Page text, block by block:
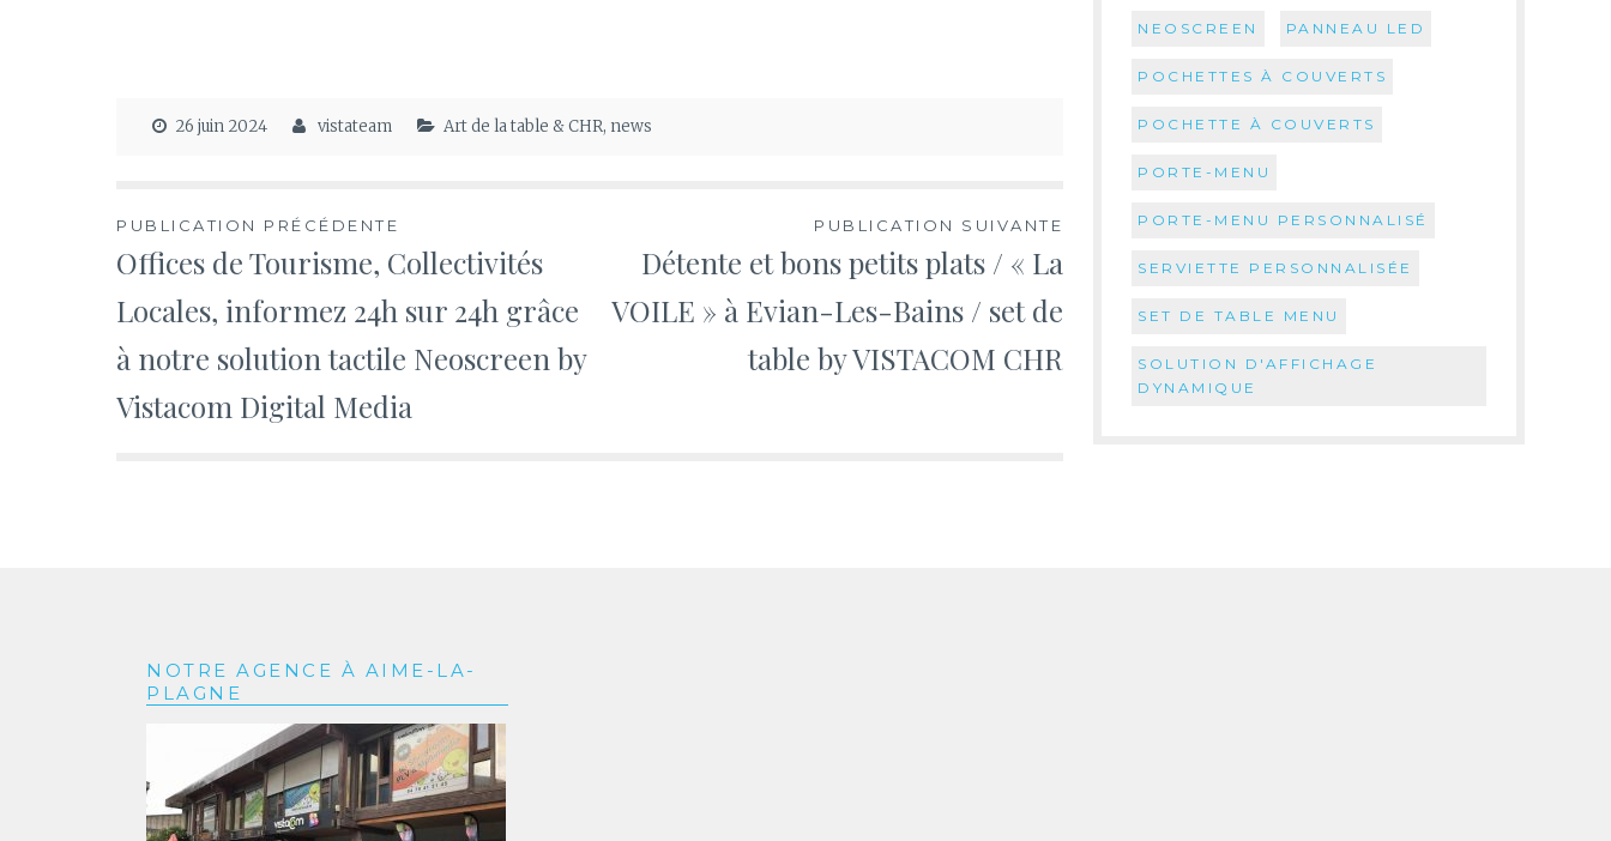
26 juin 2024 vistateam Art de la table & CHR, news
Navigation
de
l’article
PUBLICATION PRÉCÉDENTE
Offices de Tourisme, Collectivités
Locales, informez 24h sur 24h grâce
à notre solution tactile Neoscreen by
Vistacom Digital Media
PUBLICATION SUIVANTE
Détente et bons petits plats / « La
VOILE » à Evian-Les-Bains / set de
table by VISTACOM CHR
NEOSCREEN PANNEAU LED
POCHETTES À COUVERTS
POCHETTE À COUVERTS
PORTE-MENU
PORTE-MENU PERSONNALISÉ
SERVIETTE PERSONNALISÉE
SET DE TABLE MENU
SOLUTION D'AFFICHAGE
DYNAMIQUE
NOTRE AGENCE À AIME-LA-
PLAGNE